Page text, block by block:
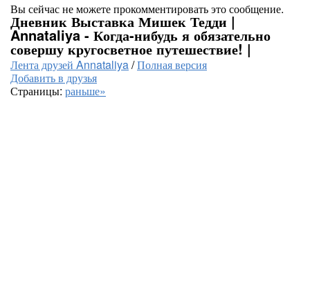
Вы сейчас не можете прокомментировать это сообщение.
Дневник Выставка Мишек Тедди |
Annataliya - Когда-нибудь я обязательно
совершу кругосветное путешествие! |
Лента друзей Annataliya/Полная версия
Добавить в друзья
Страницы: раньше»